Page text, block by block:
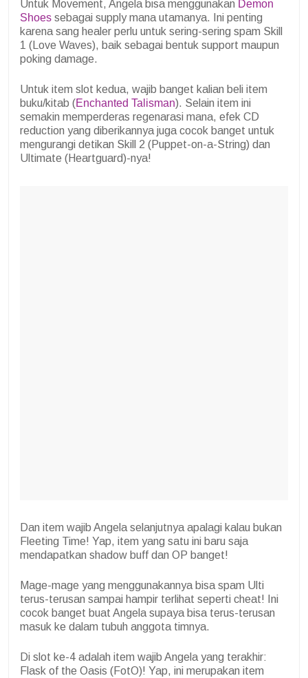
Untuk Movement, Angela bisa menggunakan Demon
Shoes sebagai supply mana utamanya. Ini penting
karena sang healer perlu untuk sering-sering spam Skill
1 (Love Waves), baik sebagai bentuk support maupun
poking damage.
Untuk item slot kedua, wajib banget kalian beli item
buku/kitab (Enchanted Talisman). Selain item ini
semakin memperderas regenarasi mana, efek CD
reduction yang diberikannya juga cocok banget untuk
mengurangi detikan Skill 2 (Puppet-on-a-String) dan
Ultimate (Heartguard)-nya!
Dan item wajib Angela selanjutnya apalagi kalau bukan
Fleeting Time! Yap, item yang satu ini baru saja
mendapatkan shadow buff dan OP banget!
Mage-mage yang menggunakannya bisa spam Ulti
terus-terusan sampai hampir terlihat seperti cheat! Ini
cocok banget buat Angela supaya bisa terus-terusan
masuk ke dalam tubuh anggota timnya.
Di slot ke-4 adalah item wajib Angela yang terakhir:
Flask of the Oasis (FotO)! Yap, ini merupakan item